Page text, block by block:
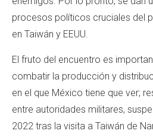
procesos políticos cruciales del
en Taiwán y EEUU.
El fruto del encuentro es
combatir la producción y
en el que México tiene que ver;
entre autoridades militares,
2022 tras la visita a Taiwán de